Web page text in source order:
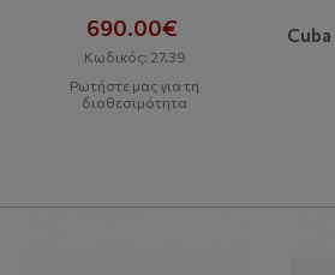
690.00€
Κωδικός: 27.39
Ρωτήστε μας για τη
διαθεσιμότητα